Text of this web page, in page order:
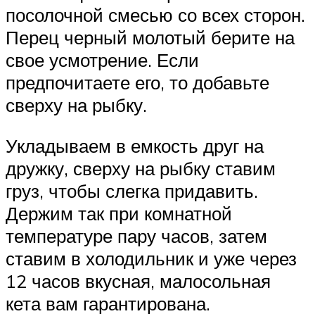
посолочной смесью со всех сторон.
Перец черный молотый берите на
свое усмотрение. Если
предпочитаете его, то добавьте
сверху на рыбку.
Укладываем в емкость друг на
дружку, сверху на рыбку ставим
груз, чтобы слегка придавить.
Держим так при комнатной
температуре пару часов, затем
ставим в холодильник и уже через
12 часов вкусная, малосольная
кета вам гарантирована.